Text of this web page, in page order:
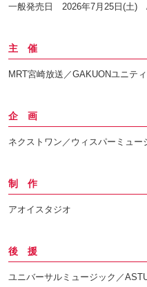
一般発売日 2026年7月25日(土)
主 催
MRT宮崎放送／GAKUONユニテ
企 画
ネクストワン／ウィスパーミュー
制 作
アオイスタジオ
後 援
ユニバーサルミュージック／